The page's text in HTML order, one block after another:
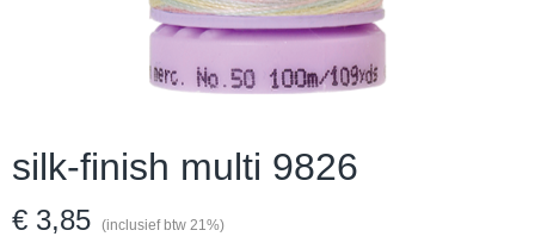
silk-finish multi 9826
€ 3,85 (inclusief btw 21%)